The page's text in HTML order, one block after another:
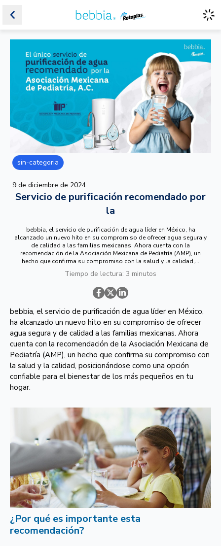
sin-categoria
9 de diciembre de 2024
Servicio de purificación recomendado por
la
bebbia, el servicio de purificación de agua líder en México, ha
alcanzado un nuevo hito en su compromiso de ofrecer agua segura y
de calidad a las familias mexicanas. Ahora cuenta con la
recomendación de la Asociación Mexicana de Pediatría (AMP), un
hecho que confirma su compromiso con la salud y la calidad,...
Tiempo de lectura: 3 minutos
bebbia, el servicio de purificación de agua líder en México,
ha alcanzado un nuevo hito en su compromiso de ofrecer
agua segura y de calidad a las familias mexicanas. Ahora
cuenta con la recomendación de la Asociación Mexicana de
Pediatría (AMP), un hecho que confirma su compromiso con
la salud y la calidad, posicionándose como una opción
confiable para el bienestar de los más pequeños en tu
hogar.
¿Por qué es importante esta
recomendación?